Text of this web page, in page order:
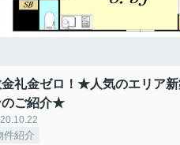
礼金ゼロ！★人気のエリア新
のご紹介★
件紹介